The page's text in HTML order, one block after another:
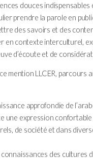
douces
prendre la parole en
des savoirs et des
en contexte interculturel,
d’écoute et de
mention LLCER, parcours
approfondie de
une expression confortable
de société et dans
des cultures